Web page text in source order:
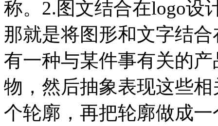
称。2.图文结合在logo设
那就是将图形和文字结
有一种与某件事有关的
物，然后抽象表现这些
个轮廓，再把轮廓做成